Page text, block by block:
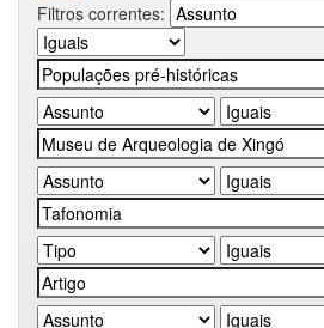
Filtros correntes: